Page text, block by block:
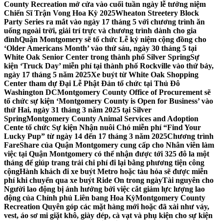
County Recreation mở cửa vào cuối tuần ngày lễ tưởng niệm
Chiến Sĩ Trận Vong Hoa Kỳ 2025Wheaton Streetery Block
Party Series ra mắt vào ngày 17 tháng 5 với chương trình ăn
uống ngoài trời, giải trí trực và chương trình dành cho gia
đìnhQuận Montgomery sẽ tổ chức Lễ kỷ niệm cộng đồng cho
‘Older Americans Month’ vào thứ sáu, ngày 30 tháng 5 tại
White Oak Senior Center trong thành phố Silver SpringSự
kiện ‘Truck Day’ miễn phí tại thành phố Rockville vào thứ bảy,
ngày 17 tháng 5 năm 2025Xe buýt từ White Oak Shopping
Center tham dự Đại Lễ Phật Đản tổ chức tại Thủ Đô
Washington DCMontgomery County Office of Procurement sẽ
tổ chức sự kiện ‘Montgomery County is Open for Business’ vào
thứ Hai, ngày 31 tháng 3 năm 2025 tại Silver
SpringMontgomery County Animal Services and Adoption
Cente tổ chức Sự kiện Nhận nuôi Chó miễn phí “Find Your
Lucky Pup” từ ngày 14 đến 17 tháng 3 năm 2025Chương trình
FareShare của Quận Montgomery cung cấp cho Nhân viên làm
việc tại Quận Montgomery có thể nhận được tới 325 đô la một
tháng để giúp trang trải chi phí đi lại bằng phương tiện công
cộngHành khách đi xe buýt Metro hoặc tàu hỏa sẽ được miễn
phí khi chuyển qua xe buýt Ride On trong ngàyTài nguyên cho
Người lao động bị ảnh hưởng bởi việc cắt giảm lực lượng lao
động của Chính phủ Liên bang Hoa KỳMontgomery County
Recreation Quyên góp các mặt hàng mới hoặc đã xài như váy,
vest, áo sơ mi giặt khô, giày dép, cà vạt và phụ kiện cho sự kiện